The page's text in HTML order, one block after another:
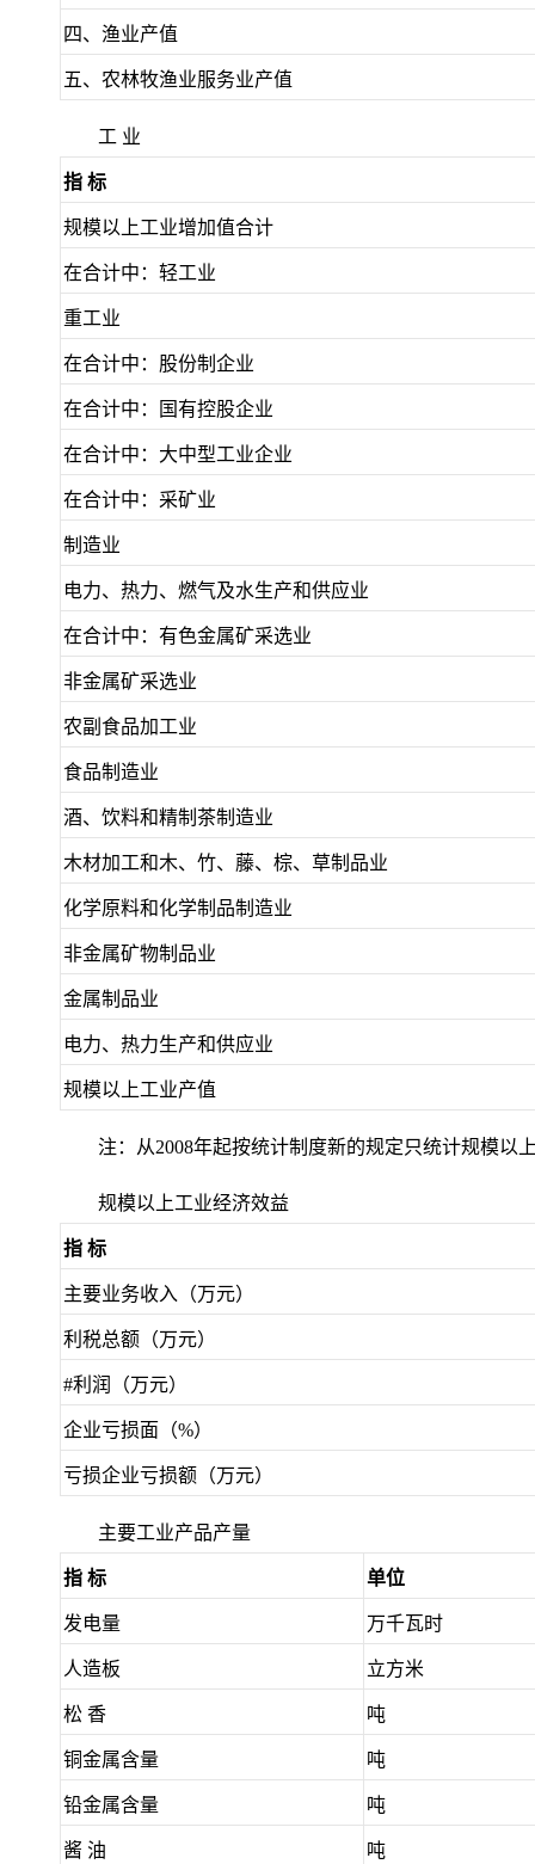
四、渔业产值
五、农林牧渔业服务业产值
工 业
指 标
规模以上工业增加值合计
在合计中：轻工业
重工业
在合计中：股份制企业
在合计中：国有控股企业
在合计中：大中型工业企业
在合计中：采矿业
制造业
电力、热力、燃气及水生产和供应业
在合计中：有色金属矿采选业
非金属矿采选业
农副食品加工业
食品制造业
酒、饮料和精制茶制造业
木材加工和木、竹、藤、棕、草制品业
化学原料和化学制品制造业
非金属矿物制品业
金属制品业
电力、热力生产和供应业
规模以上工业产值
注：从2008年起按统计制度新的规定只统计规模以
规模以上工业经济效益
指 标
主要业务收入（万元）
利税总额（万元）
#利润（万元）
企业亏损面（%）
亏损企业亏损额（万元）
主要工业产品产量
指 标 单位
发电量 万千瓦时
人造板 立方米
松 香 吨
铜金属含量 吨
铅金属含量 吨
酱 油 吨